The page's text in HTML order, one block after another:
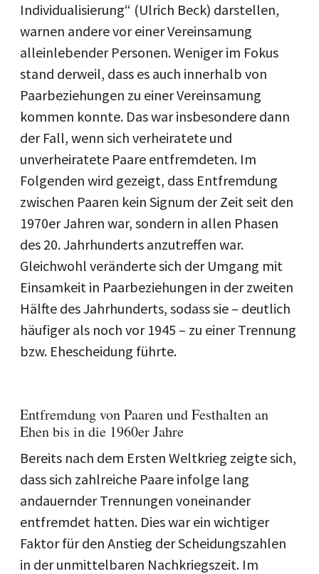
Individualisierung“ (Ulrich Beck) darstellen,
warnen andere vor einer Vereinsamung
alleinlebender Personen. Weniger im Fokus
stand derweil, dass es auch innerhalb von
Paarbeziehungen zu einer Vereinsamung
kommen konnte. Das war insbesondere dann
der Fall, wenn sich verheiratete und
unverheiratete Paare entfremdeten. Im
Folgenden wird gezeigt, dass Entfremdung
zwischen Paaren kein Signum der Zeit seit den
1970er Jahren war, sondern in allen Phasen
des 20. Jahrhunderts anzutreffen war.
Gleichwohl veränderte sich der Umgang mit
Einsamkeit in Paarbeziehungen in der zweiten
Hälfte des Jahrhunderts, sodass sie – deutlich
häufiger als noch vor 1945 – zu einer Trennung
bzw. Ehescheidung führte.
Entfremdung von Paaren und Festhalten an
Ehen bis in die 1960er Jahre
Bereits nach dem Ersten Weltkrieg zeigte sich,
dass sich zahlreiche Paare infolge lang
andauernder Trennungen voneinander
entfremdet hatten. Dies war ein wichtiger
Faktor für den Anstieg der Scheidungszahlen
in der unmittelbaren Nachkriegszeit. Im